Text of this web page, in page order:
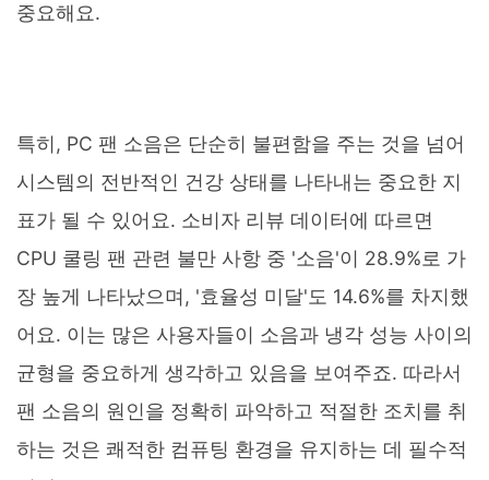
중요해요.
특히, PC 팬 소음은 단순히 불편함을 주는 것을 넘어
시스템의 전반적인 건강 상태를 나타내는 중요한 지
표가 될 수 있어요. 소비자 리뷰 데이터에 따르면
CPU 쿨링 팬 관련 불만 사항 중 '소음'이 28.9%로 가
장 높게 나타났으며, '효율성 미달'도 14.6%를 차지했
어요. 이는 많은 사용자들이 소음과 냉각 성능 사이의
균형을 중요하게 생각하고 있음을 보여주죠. 따라서
팬 소음의 원인을 정확히 파악하고 적절한 조치를 취
하는 것은 쾌적한 컴퓨팅 환경을 유지하는 데 필수적